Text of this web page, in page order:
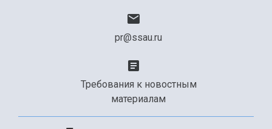
pr@ssau.ru
Требования к новостным
материалам